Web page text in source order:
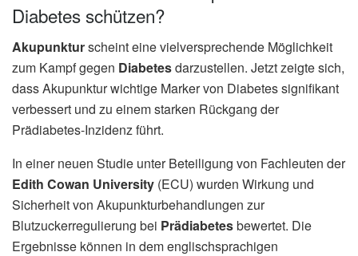
Diabetes schützen?
Akupunkturscheint eine vielversprechende Möglichkeit
zum Kampf gegen Diabetesdarzustellen. Jetzt zeigte sich,
dass Akupunktur wichtige Marker von Diabetes signifikant
verbessert und zu einem starken Rückgang der
Prädiabetes-Inzidenz führt.
In einer neuen Studie unter Beteiligung von Fachleuten der
Edith Cowan University (ECU) wurden Wirkung und
Sicherheit von Akupunkturbehandlungen zur
Blutzuckerregulierung bei Prädiabetesbewertet. Die
Ergebnisse können in dem englischsprachigen